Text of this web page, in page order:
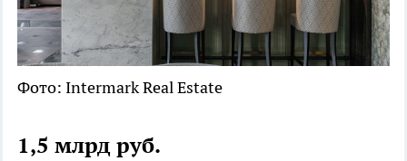
Фото: Intermark Real Estate
1,5 млрд руб.